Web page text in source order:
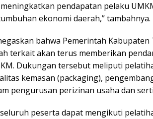
pendapatan pelaku
ekonomi daerah,” tambahnya.
bahwa Pemerintah
terkait akan terus memberikan
Dukungan tersebut meliputi
kemasan (packaging),
pengurusan perizinan usaha dan
seluruh peserta dapat mengikuti